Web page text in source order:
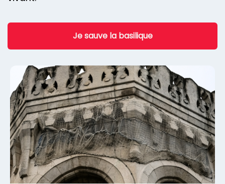
Je sauve la basilique